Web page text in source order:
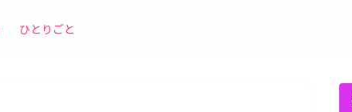
ひとりごと